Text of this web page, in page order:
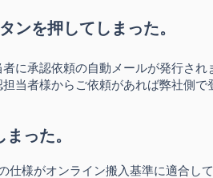
ンを押してしまった。
に承認依頼の自動メールが発行さ
当者様からご依頼があれば弊社側で
ま った。
仕様がオンライン搬入基準に適合し